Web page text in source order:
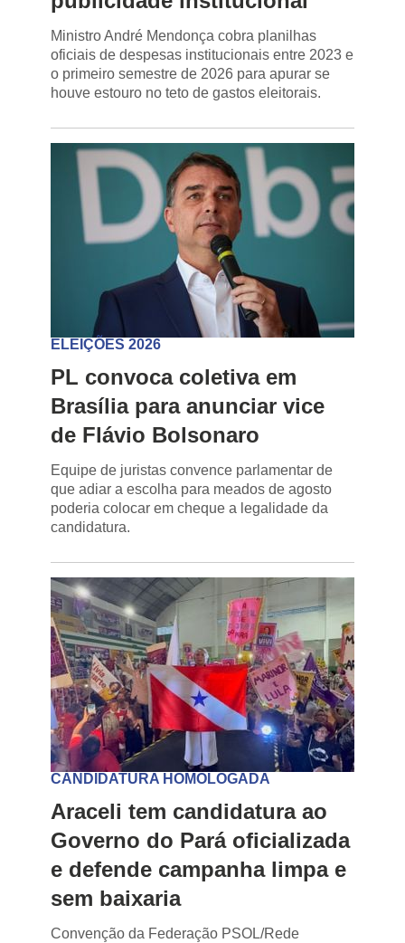
Ministro André Mendonça cobra planilhas
oficiais de despesas institucionais entre 2023 e
o primeiro semestre de 2026 para apurar se
houve estouro no teto de gastos eleitorais.
ELEIÇÕES 2026
PL convoca coletiva em
Brasília para anunciar vice
de Flávio Bolsonaro
Equipe de juristas convence parlamentar de
que adiar a escolha para meados de agosto
poderia colocar em cheque a legalidade da
candidatura.
CANDIDATURA HOMOLOGADA
Araceli tem candidatura ao
Governo do Pará oficializada
e defende campanha limpa e
sem baixaria
Convenção da Federação PSOL/Rede